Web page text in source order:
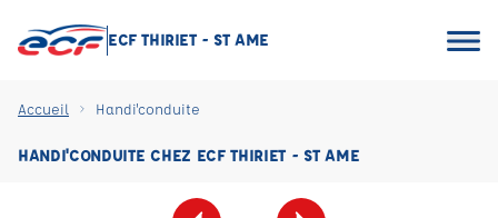
ECF THIRIET - ST AME
Accueil Handi'conduite
HANDI'CONDUITE CHEZ ECF THIRIET - ST AME